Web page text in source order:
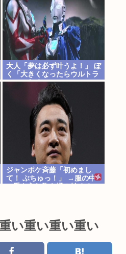
大人「夢は必ず叶うよ！」 ぼ
く「大きくなったらウルトラ
マンになる~」
ジャンポケ斉藤「初めまし
て！ ぶちゅっ！」 →服の中
い重い重い重い